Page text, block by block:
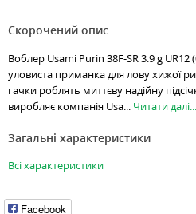
Скорочений опис
Воблер Usami Purin 38F-SR 3.9 g UR12
уловиста приманка для лову хижої
гачки роблять миттєву надійну
виробляє компанія Usa... Читати далі...
Загальні характеристики
Всі характеристики
Facebook